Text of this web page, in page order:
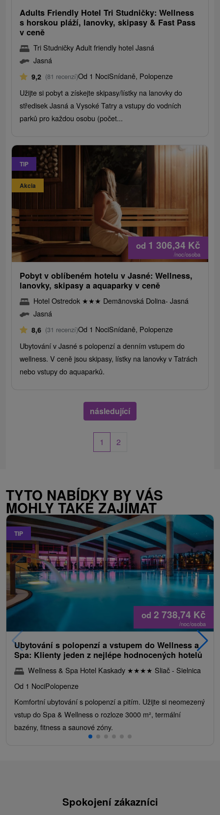
Adults Friendly Hotel Tri Studničky: Wellness
s horskou pláží, lanovky, skipasy & Fast Pass
v ceně
Tri Studničky Adult friendly hotel Jasná
Jasná
9,2 (81 recenzí)Od 1 NociSnídaně, Polopenze
Užijte si pobyt a získejte skipasy/lístky na lanovky do
středisek Jasná a Vysoké Tatry a vstupy do vodních
parků pro každou osobu (počet...
TIP
Akcia
od 1 306,34 Kč
/noc/osoba
Pobyt v oblíbeném hotelu v Jasné: Wellness,
lanovky, skipasy a aquaparky v ceně
Hotel Ostredok ★★★ Demänovská Dolina- Jasná
Jasná
8,6 (31 recenzí)Od 1 NociSnídaně, Polopenze
Ubytování v Jasné s polopenzí a denním vstupem do
wellness. V ceně jsou skipasy, lístky na lanovky v Tatrách
nebo vstupy do aquaparků.
následující
1 2
TYTO NABÍDKY BY VÁS
MOHLY TAKÉ ZAJÍMAT
TIP
od 2 738,74 Kč
/noc/osoba
Ubytování s polopenzí a vstupem do Wellness a
Spa: Klienty jeden z nejlépe hodnocených hotelů
Wellness & Spa Hotel Kaskady ★★★★ Sliač - Sielnica
Od 1 NociPolopenze
Komfortní ubytování s polopenzí a pitím. Užijte si neomezený
vstup do Spa & Wellness o rozloze 3000 m², termální
bazény, fitness a saunové zóny.
Spokojení zákazníci